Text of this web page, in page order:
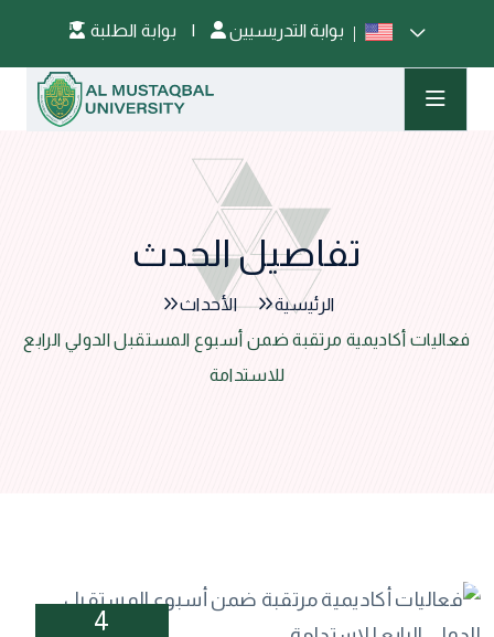
| بوابة التدريسيين
تفاصيل الحدث
الرئيسية
الأحداث
فعاليات أكاديمية مرتقبة ضمن أسبوع المستقبل الدولي الرابع
للاستدامة
4